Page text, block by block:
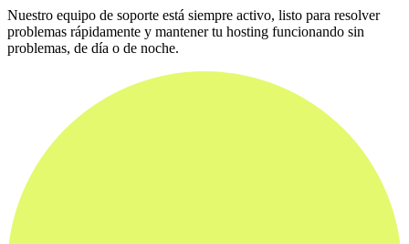
Nuestro equipo de soporte está siempre activo, listo para resolver
problemas rápidamente y mantener tu hosting funcionando sin
problemas, de día o de noche.